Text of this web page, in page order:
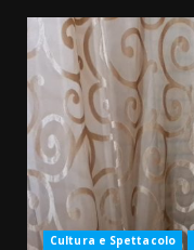
Cultura e Spettacolo